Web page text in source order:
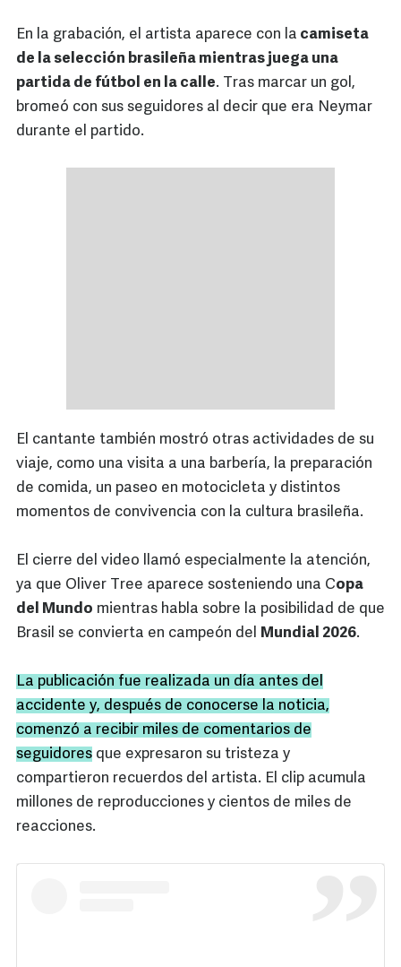
En la grabación, el artista aparece con la camiseta
de la selección brasileña mientras juega una
partida de fútbol en la calle. Tras marcar un gol,
bromeó con sus seguidores al decir que era Neymar
durante el partido.
El cantante también mostró otras actividades de su
viaje, como una visita a una barbería, la preparación
de comida, un paseo en motocicleta y distintos
momentos de convivencia con la cultura brasileña.
El cierre del video llamó especialmente la atención,
ya que Oliver Tree aparece sosteniendo una Copa
del Mundo mientras habla sobre la posibilidad de que
Brasil se convierta en campeón del Mundial 2026.
La publicación fue realizada un día antes del
accidente y, después de conocerse la noticia,
comenzó a recibir miles de comentarios de
seguidores que expresaron su tristeza y
compartieron recuerdos del artista. El clip acumula
millones de reproducciones y cientos de miles de
reacciones.